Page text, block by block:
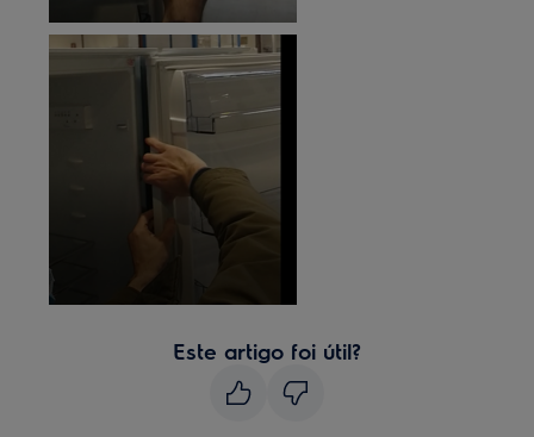
Este artigo foi útil?